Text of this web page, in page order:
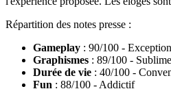
Répartition des notes presse :
Gameplay : 90/100 -
Graphismes : 89/100 - Sublime
Durée de vie : 40/100 -
Fun : 88/100 - Addictif